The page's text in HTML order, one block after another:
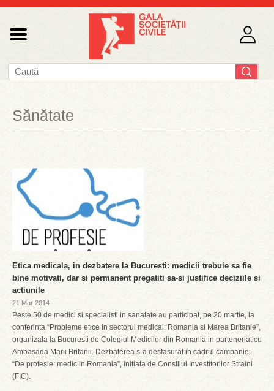
Sănătate
Etica medicala, in dezbatere la Bucuresti: medicii trebuie sa fie
bine motivati, dar si permanent pregatiti sa-si justifice deciziile si
actiunile
21 Mar 2014
Peste 50 de medici si specialisti in sanatate au participat, pe 20 martie, la
conferinta “Probleme etice in sectorul medical: Romania si Marea Britanie”,
organizata la Bucuresti de Colegiul Medicilor din Romania in parteneriat cu
Ambasada Marii Britanii. Dezbaterea s-a desfasurat in cadrul campaniei
“De profesie: medic in Romania”, initiata de Consiliul Investitorilor Straini
(FIC).